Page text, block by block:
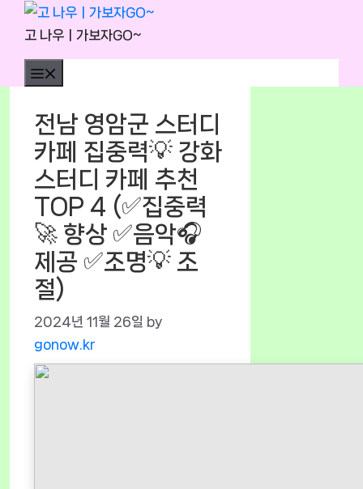
Skip
content
고 나우ㅣ가보자GO~
전남 영암군 스터디
카페 집중력💡 강화
스터디 카페 추천
TOP 4 (✅집중력
🚀 향상 ✅음악🎧
제공 ✅조명💡 조
절)
2024년 11월 26일 by
gonow.kr